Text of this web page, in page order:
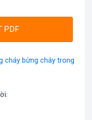
PDF
cháy bừng cháy trong
: